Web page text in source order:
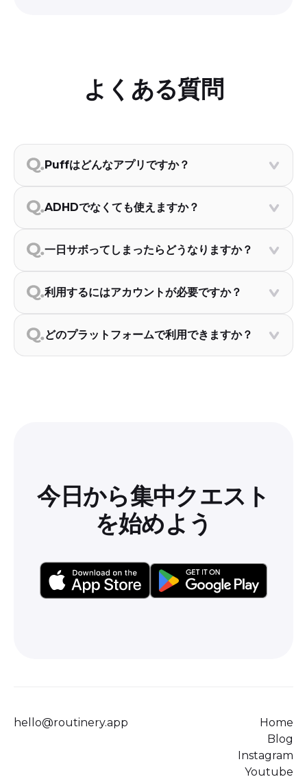
よくある質問
Puffはどんなアプリですか？
ADHDでなくても使えますか？
一日サボってしまったらどうなりますか？
利用するにはアカウントが必要ですか？
どのプラットフォームで利用できますか？
今日から集中クエスト
を始めよう
hello@routinery.app
Home
Blog
Instagram
Youtube